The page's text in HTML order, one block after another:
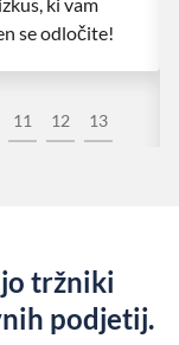
11 12 13
se odločite!
tržniki
podjetij.